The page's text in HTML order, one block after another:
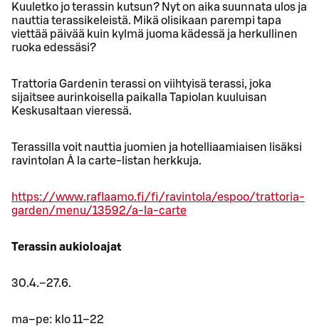
Kuuletko jo terassin kutsun? Nyt on aika suunnata ulos ja
nauttia terassikeleistä. Mikä olisikaan parempi tapa
viettää päivää kuin kylmä juoma kädessä ja herkullinen
ruoka edessäsi?
Trattoria Gardenin terassi on viihtyisä terassi, joka
sijaitsee aurinkoisella paikalla Tapiolan kuuluisan
Keskusaltaan vieressä.
Terassilla voit nauttia juomien ja hotelliaamiaisen lisäksi
ravintolan À la carte-listan herkkuja.
https://www.raflaamo.fi/fi/ravintola/espoo/trattoria-
garden/menu/13592/a-la-carte
Terassin aukioloajat
30.4.–27.6.
ma–pe: klo 11–22